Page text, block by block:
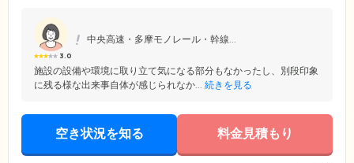
3.0
中央高速・多摩モノレール・幹線...
施設の設備や環境に取り立て気になる部分もなかったし、別段印象
に残る様な出来事自体が感じられなか... 続きを見る
空き状況を知る 料金見積もり